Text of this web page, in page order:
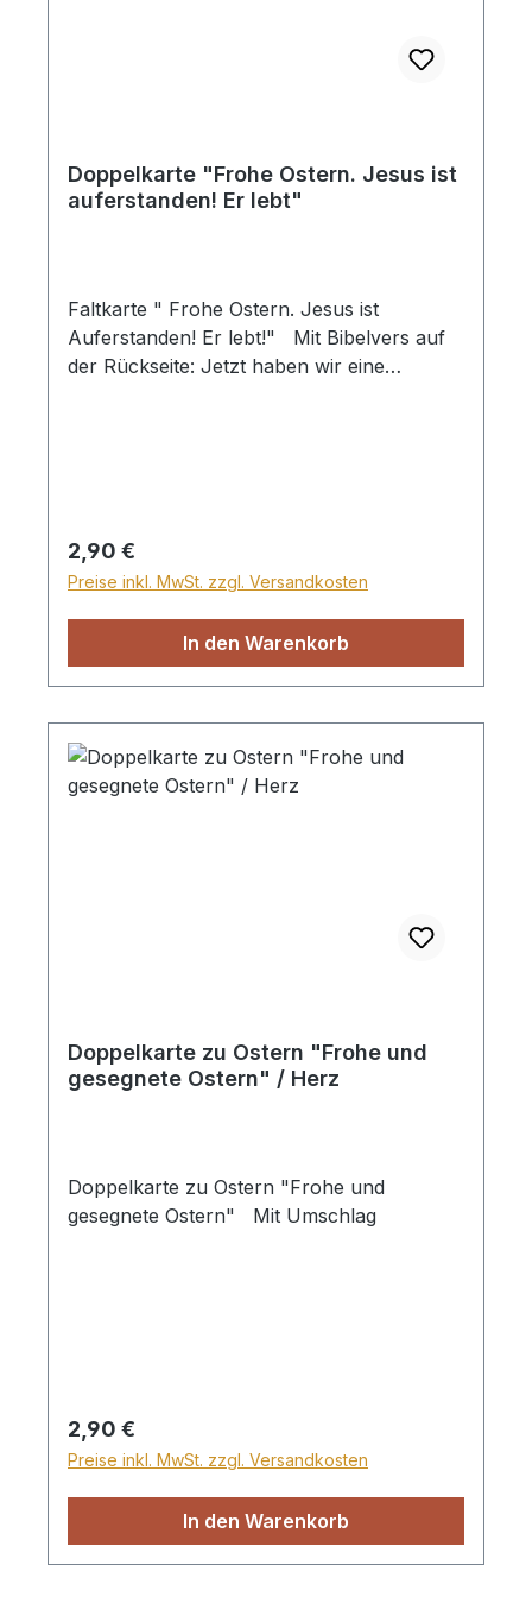
Doppelkarte "Frohe Ostern. Jesus ist
auferstanden! Er lebt"
Faltkarte " Frohe Ostern. Jesus ist
Auferstanden! Er lebt!" Mit Bibelvers auf
der Rückseite: Jetzt haben wir eine
Regulärer Preis:
2,90 €
Preise inkl. MwSt. zzgl. Versandkosten
In den Warenkorb
Doppelkarte zu Ostern "Frohe und
gesegnete Ostern" / Herz
Doppelkarte zu Ostern "Frohe und
gesegnete Ostern" Mit Umschlag
Regulärer Preis:
2,90 €
Preise inkl. MwSt. zzgl. Versandkosten
In den Warenkorb